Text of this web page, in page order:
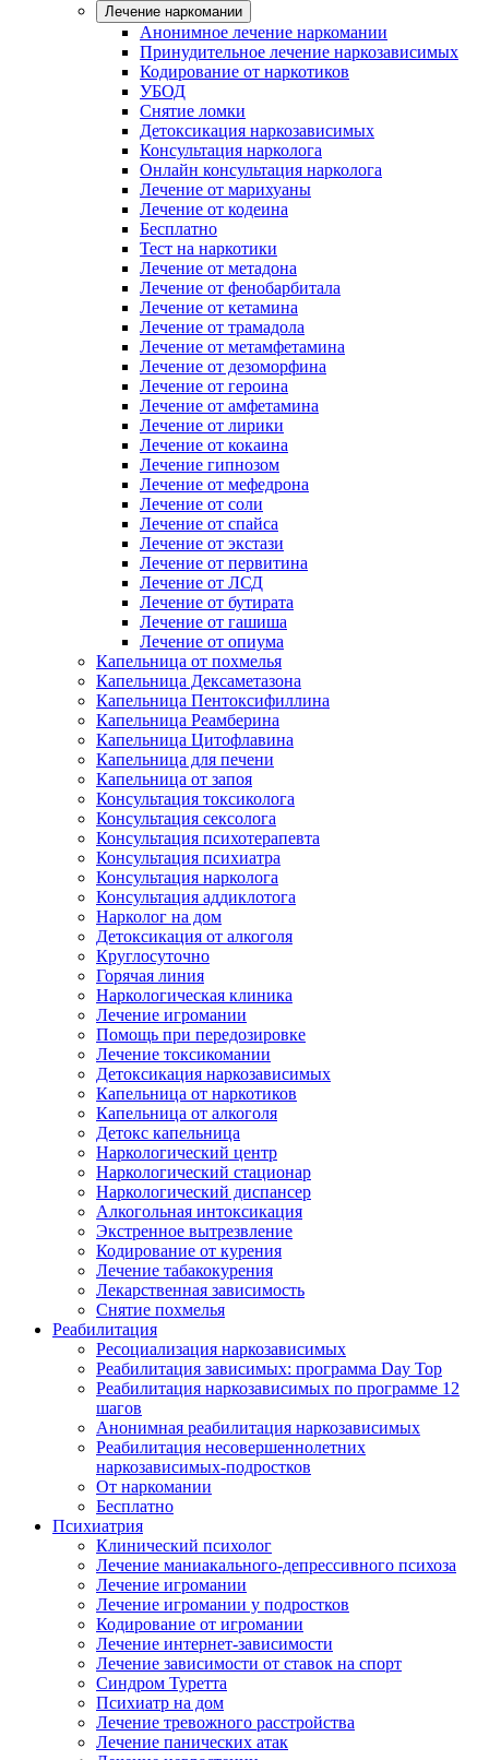
Лечение наркомании
Анонимное лечение наркомании
Принудительное лечение наркозависимых
Кодирование от наркотиков
УБОД
Снятие ломки
Детоксикация наркозависимых
Консультация нарколога
Онлайн консультация нарколога
Лечение от марихуаны
Лечение от кодеина
Бесплатно
Тест на наркотики
Лечение от метадона
Лечение от фенобарбитала
Лечение от кетамина
Лечение от трамадола
Лечение от метамфетамина
Лечение от дезоморфина
Лечение от героина
Лечение от амфетамина
Лечение от лирики
Лечение от кокаина
Лечение гипнозом
Лечение от мефедрона
Лечение от соли
Лечение от спайса
Лечение от экстази
Лечение от первитина
Лечение от ЛСД
Лечение от бутирата
Лечение от гашиша
Лечение от опиума
Капельница от похмелья
Капельница Дексаметазона
Капельница Пентоксифиллина
Капельница Реамберина
Капельница Цитофлавина
Капельница для печени
Капельница от запоя
Консультация токсиколога
Консультация сексолога
Консультация психотерапевта
Консультация психиатра
Консультация нарколога
Консультация аддиклотога
Нарколог на дом
Детоксикация от алкоголя
Круглосуточно
Горячая линия
Наркологическая клиника
Лечение игромании
Помощь при передозировке
Лечение токсикомании
Детоксикация наркозависимых
Капельница от наркотиков
Капельница от алкоголя
Детокс капельница
Наркологический центр
Наркологический стационар
Наркологический диспансер
Алкогольная интоксикация
Экстренное вытрезвление
Кодирование от курения
Лечение табакокурения
Лекарственная зависимость
Снятие похмелья
Реабилитация
Ресоциализация наркозависимых
Реабилитация зависимых: программа Day Top
Реабилитация наркозависимых по программе 12
шагов
Анонимная реабилитация наркозависимых
Реабилитация несовершеннолетних
наркозависимых-подростков
От наркомании
Бесплатно
Психиатрия
Клинический психолог
Лечение маниакального-депрессивного психоза
Лечение игромании
Лечение игромании у подростков
Кодирование от игромании
Лечение интернет-зависимости
Лечение зависимости от ставок на спорт
Синдром Туретта
Психиатр на дом
Лечение тревожного расстройства
Лечение панических атак